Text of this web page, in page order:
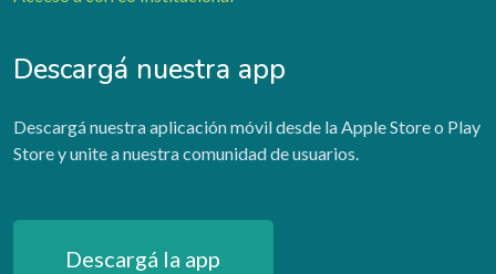
Descargá nuestra app
Descargá nuestra aplicación móvil desde la Apple Store o Play
Store y unite a nuestra comunidad de usuarios.
Descargá la app